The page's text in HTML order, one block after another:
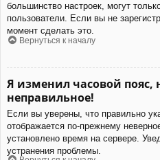
большинство настроек, могут
пользователи. Если вы не
момент сделать это.
Вернуться к началу
Я изменил часовой пояс,
неправильное!
Если вы уверены, что правильно
отображается по-прежнему
установлено время на сервере.
устранения проблемы.